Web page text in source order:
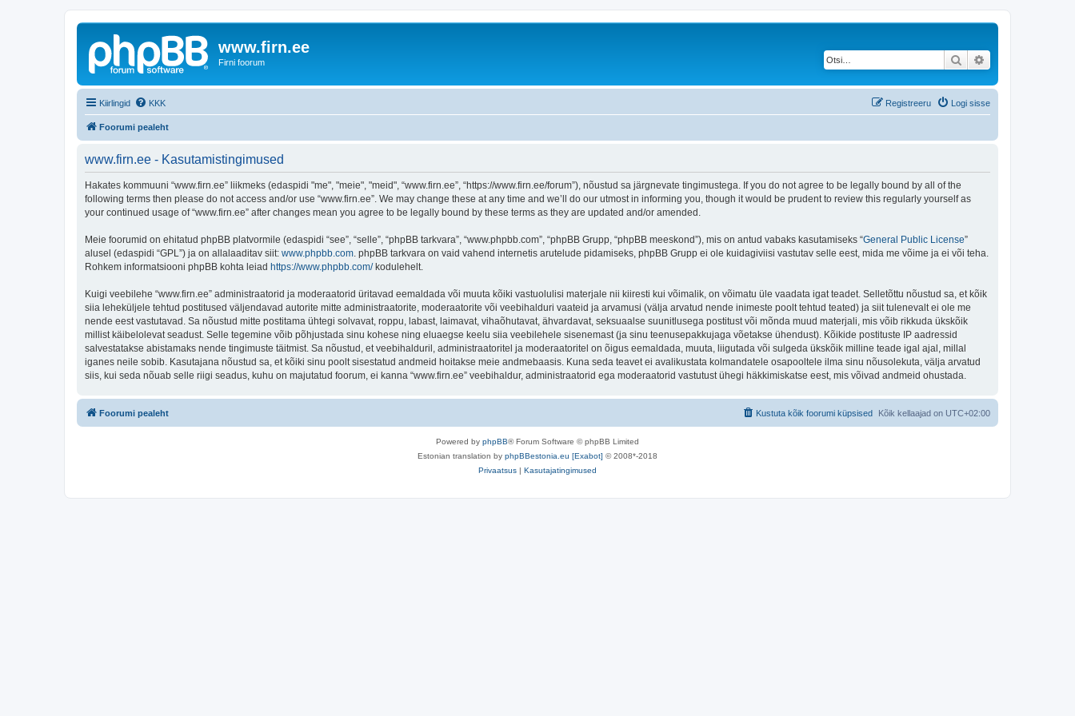
www.firn.ee
Firni foorum Otsi
Kiirlingid KKK Logi sisse
Registreeru
Foorumi pealeht
www.firn.ee - Kasutamistingimused
Hakates kommuuni “www.firn.ee” liikmeks (edaspidi "me", "meie", "meid", “www.firn.ee”, “https://www.firn.ee/forum”), nõustud sa järgnevate tingimustega. If you do not agree to be legally bound by all of the
following terms then please do not access and/or use “www.firn.ee”. We may change these at any time and we’ll do our utmost in informing you, though it would be prudent to review this regularly yourself as
your continued usage of “www.firn.ee” after changes mean you agree to be legally bound by these terms as they are updated and/or amended.
Meie foorumid on ehitatud phpBB platvormile (edaspidi “see”, “selle”, “phpBB tarkvara”, “www.phpbb.com”, “phpBB Grupp, “phpBB meeskond”), mis on antud vabaks kasutamiseks “General Public License”
alusel (edaspidi “GPL”) ja on allalaaditav siit: www.phpbb.com . phpBB tarkvara on vaid vahend internetis arutelude pidamiseks, phpBB Grupp ei ole kuidagiviisi vastutav selle eest, mida me võime ja ei või teha.
Rohkem informatsiooni phpBB kohta leiad https://www.phpbb.com/kodulehelt.
Kuigi veebilehe “www.firn.ee” administraatorid ja moderaatorid üritavad eemaldada või muuta kõiki vastuolulisi materjale nii kiiresti kui võimalik, on võimatu üle vaadata igat teadet. Selletõttu nõustud sa, et kõik
siia leheküljele tehtud postitused väljendavad autorite mitte administraatorite, moderaatorite või veebihalduri vaateid ja arvamusi (välja arvatud nende inimeste poolt tehtud teated) ja siit tulenevalt ei ole me
nende eest vastutavad. Sa nõustud mitte postitama ühtegi solvavat, roppu, labast, laimavat, vihaõhutavat, ähvardavat, seksuaalse suunitlusega postitust või mõnda muud materjali, mis võib rikkuda ükskõik
millist käibelolevat seadust. Selle tegemine võib põhjustada sinu kohese ning eluaegse keelu siia veebilehele sisenemast (ja sinu teenusepakkujaga võetakse ühendust). Kõikide postituste IP aadressid
salvestatakse abistamaks nende tingimuste täitmist. Sa nõustud, et veebihalduril, administraatoritel ja moderaatoritel on õigus eemaldada, muuta, liigutada või sulgeda ükskõik milline teade igal ajal, millal
iganes neile sobib. Kasutajana nõustud sa, et kõiki sinu poolt sisestatud andmeid hoitakse meie andmebaasis. Kuna seda teavet ei avalikustata kolmandatele osapooltele ilma sinu nõusolekuta, välja arvatud
siis, kui seda nõuab selle riigi seadus, kuhu on majutatud foorum, ei kanna “www.firn.ee” veebihaldur, administraatorid ega moderaatorid vastutust ühegi häkkimiskatse eest, mis võivad andmeid ohustada.
Foorumi pealeht Kõik kellaajad on UTC+02:00
Kustuta kõik foorumi küpsised
Powered by phpBB® Forum Software © phpBB Limited
Estonian translation by phpBBestonia.eu [Exabot] © 2008*-2018
Privaatsus | Kasutajatingimused